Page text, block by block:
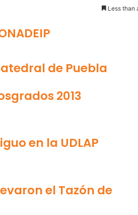
Less than
de Puebla
2013
en la UDLAP
el Tazón de